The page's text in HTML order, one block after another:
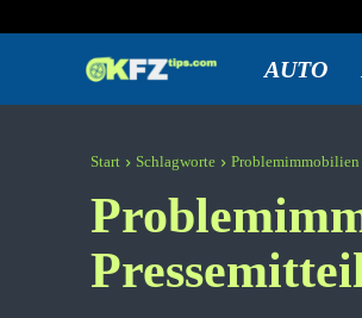
KFZtips.com
AUTO
Start Schlagworte Problemimmobilien